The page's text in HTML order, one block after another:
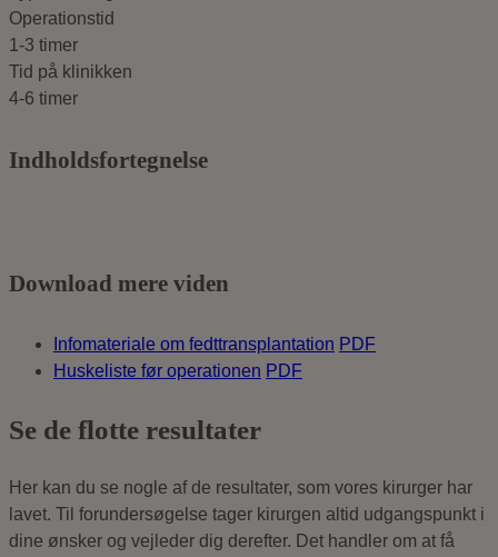
Operationstid
1-3 timer
Tid på klinikken
4-6 timer
Indholdsfortegnelse
Download mere viden
Infomateriale om fedttransplantation PDF
Huskeliste før operationen PDF
Se de flotte resultater
Her kan du se nogle af de resultater, som vores kirurger har
lavet. Til forundersøgelse tager kirurgen altid udgangspunkt i
dine ønsker og vejleder dig derefter. Det handler om at få